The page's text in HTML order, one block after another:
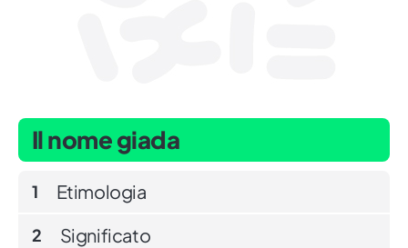
Il nome giada
1 Etimologia
2 Significato